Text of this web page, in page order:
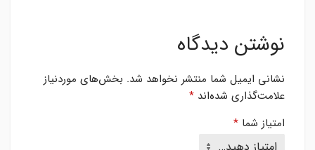
نوشتن دیدگاه
نشانی ایمیل شما منتشر نخواهد شد. بخش‌های موردنیاز
علامت‌گذاری شده‌اند *
امتیاز شما *